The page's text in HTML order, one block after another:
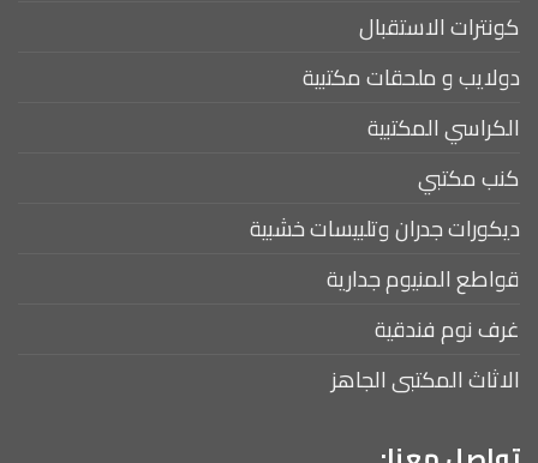
كونترات الاستقبال
دولايب و ملحقات مكتبية
الكراسي المكتبية
كنب مكتبي
ديكورات جدران وتلبيسات خشبية
قواطع المنيوم جدارية
غرف نوم فندقية
الاثاث المكتبى الجاهز